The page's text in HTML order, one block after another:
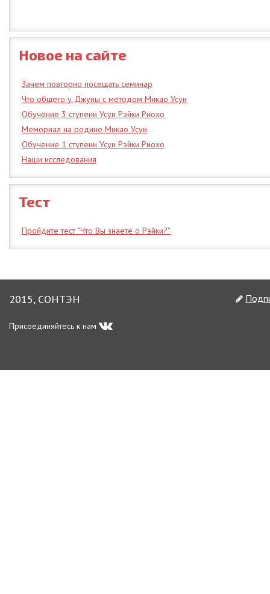
Новое на сайте
Зачем повторно посещать семинар
Что общего у Джуны с методом Микао Усуи
Обучение 3 ступени Усуи Рэйки Риохо
Мемориал на родине Микао Усуи
Обучение 1 ступени Усуи Рэйки Риохо
Наши исследования
Тест
Пройдите тест “Что Вы знаете о Рэйки?”
2015, СОНТЭН
Присоединяйтесь к нам